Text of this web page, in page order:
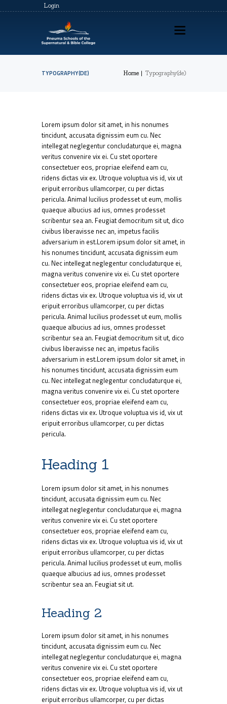
Login
TYPOGRAPHY(DE) Home Typography(de)
PSSBC REGISTRATION
COZ REGISTRATION
TRAININGS
CONTACTS
Lorem ipsum dolor sit amet, in his nonumes
tincidunt, accusata dignissim eum cu. Nec
intellegat neglegentur concludaturque ei, magna
veritus convenire vix ei. Cu stet oportere
consectetuer eos, propriae eleifend eam cu,
ridens dictas vix ex. Utroque voluptua vis id, vix ut
eripuit erroribus ullamcorper, cu per dictas
pericula. Animal lucilius prodesset ut eum, mollis
quaeque albucius ad ius, omnes prodesset
scribentur sea an. Feugiat democritum sit ut, dico
civibus liberavisse nec an, impetus facilis
adversarium in est.Lorem ipsum dolor sit amet, in
his nonumes tincidunt, accusata dignissim eum
cu. Nec intellegat neglegentur concludaturque ei,
magna veritus convenire vix ei. Cu stet oportere
consectetuer eos, propriae eleifend eam cu,
ridens dictas vix ex. Utroque voluptua vis id, vix ut
eripuit erroribus ullamcorper, cu per dictas
pericula. Animal lucilius prodesset ut eum, mollis
quaeque albucius ad ius, omnes prodesset
scribentur sea an. Feugiat democritum sit ut, dico
civibus liberavisse nec an, impetus facilis
adversarium in est.Lorem ipsum dolor sit amet, in
his nonumes tincidunt, accusata dignissim eum
cu. Nec intellegat neglegentur concludaturque ei,
magna veritus convenire vix ei. Cu stet oportere
consectetuer eos, propriae eleifend eam cu,
ridens dictas vix ex. Utroque voluptua vis id, vix ut
eripuit erroribus ullamcorper, cu per dictas
pericula.
Heading 1
Lorem ipsum dolor sit amet, in his nonumes
tincidunt, accusata dignissim eum cu. Nec
intellegat neglegentur concludaturque ei, magna
veritus convenire vix ei. Cu stet oportere
consectetuer eos, propriae eleifend eam cu,
ridens dictas vix ex. Utroque voluptua vis id, vix ut
eripuit erroribus ullamcorper, cu per dictas
pericula. Animal lucilius prodesset ut eum, mollis
quaeque albucius ad ius, omnes prodesset
scribentur sea an. Feugiat sit ut.
Heading 2
Lorem ipsum dolor sit amet, in his nonumes
tincidunt, accusata dignissim eum cu. Nec
intellegat neglegentur concludaturque ei, magna
veritus convenire vix ei. Cu stet oportere
consectetuer eos, propriae eleifend eam cu,
ridens dictas vix ex. Utroque voluptua vis id, vix ut
eripuit erroribus ullamcorper, cu per dictas